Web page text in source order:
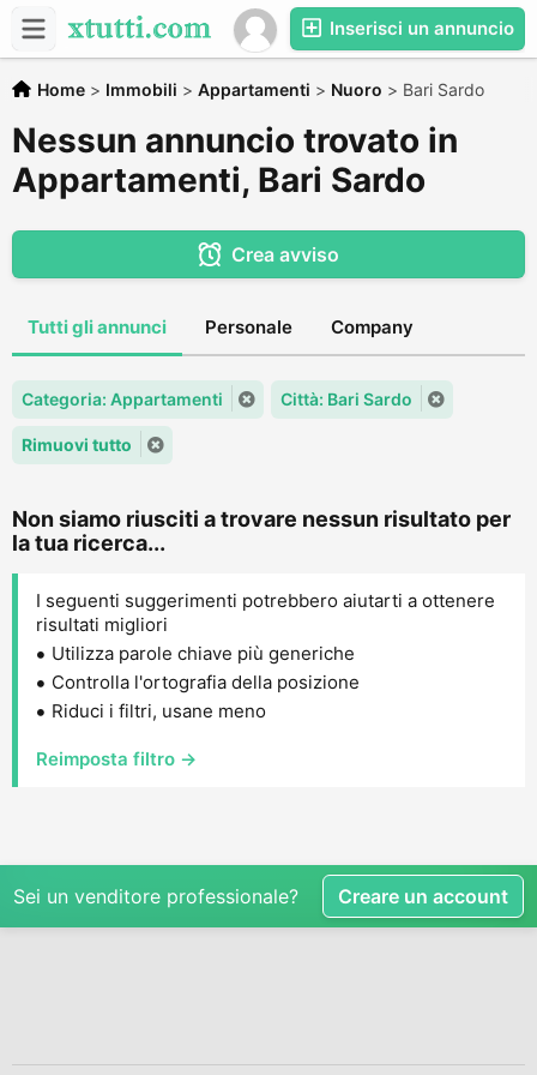
Inserisci un annuncio
Home > Immobili > Appartamenti > Nuoro > Bari Sardo
Nessun annuncio trovato in
Appartamenti, Bari Sardo
Crea avviso
Tutti gli annunci Personale Company
Categoria: Appartamenti Città: Bari Sardo
Rimuovi tutto
Non siamo riusciti a trovare nessun risultato per
la tua ricerca...
I seguenti suggerimenti potrebbero aiutarti a ottenere
risultati migliori
Utilizza parole chiave più generiche
Controlla l'ortografia della posizione
Riduci i filtri, usane meno
Reimposta filtro →
Sei un venditore professionale? Creare un account